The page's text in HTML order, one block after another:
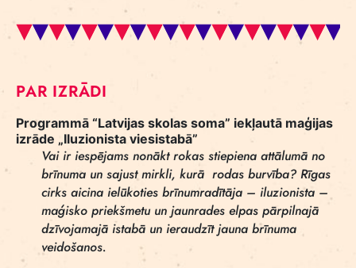
PAR IZRĀDI
Programmā “Latvijas skolas soma” iekļautā maģijas
izrāde „Iluzionista viesistabā”
Vai ir iespējams nonākt rokas stiepiena attālumā no
brīnuma un sajust mirkli, kurā rodas burvība? Rīgas
cirks aicina ielūkoties brīnumradītāja – iluzionista –
maģisko priekšmetu un jaunrades elpas pārpilnajā
dzīvojamajā istabā un ieraudzīt jauna brīnuma
veidošanos.